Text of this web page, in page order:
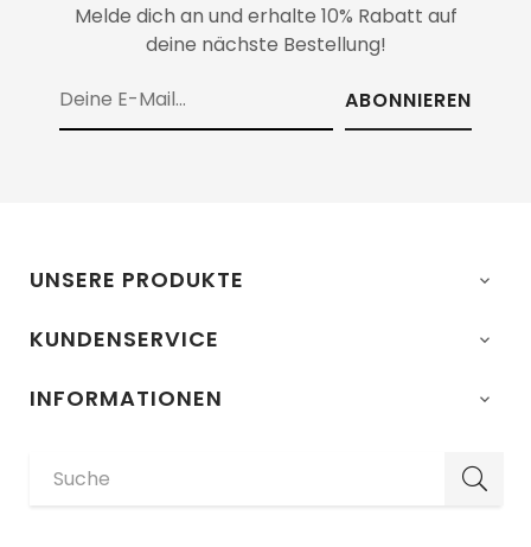
Melde dich an und erhalte 10% Rabatt auf
deine nächste Bestellung!
ABONNIEREN
UNSERE PRODUKTE 
KUNDENSERVICE 
INFORMATIONEN 